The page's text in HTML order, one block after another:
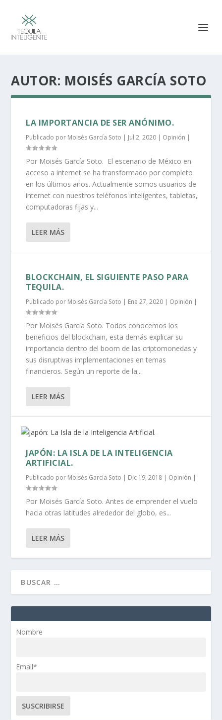
AUTOR: MOISÉS GARCÍA SOTO
LA IMPORTANCIA DE SER ANÓNIMO.
Publicado por Moisés García Soto | Jul 2, 2020 | Opinión |
Por Moisés García Soto. El escenario de México en
acceso a internet se ha transformado por completo
en los últimos años. Actualmente somos usuarios de
internet con nuestros teléfonos inteligentes, tabletas,
computadoras fijas y...
LEER MÁS
BLOCKCHAIN, EL SIGUIENTE PASO PARA
TEQUILA.
Publicado por Moisés García Soto | Ene 27, 2020 | Opinión |
Por Moisés García Soto. Todos conocemos los
beneficios del blockchain, esta demás explicar su
importancia dentro del boom de las criptomonedas y
sus disruptivas implementaciones en temas
financieros. Según un reporte de la...
LEER MÁS
JAPÓN: LA ISLA DE LA INTELIGENCIA
ARTIFICIAL.
Publicado por Moisés García Soto | Dic 19, 2018 | Opinión |
Por Moisés García Soto. Antes de emprender el vuelo
hacia otras latitudes alrededor del globo, es...
LEER MÁS
Nombre
Email*